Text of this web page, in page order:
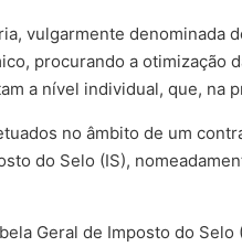
vulgarmente denominada
procurando a otimização
a nível individual, que, na
no âmbito de um
do Selo (IS),
Geral de Imposto do